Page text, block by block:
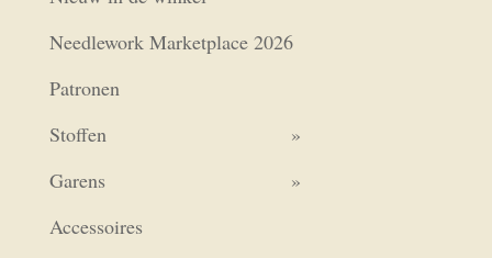
Needlework Marketplace 2026
Patronen
Stoffen
Garens
Accessoires